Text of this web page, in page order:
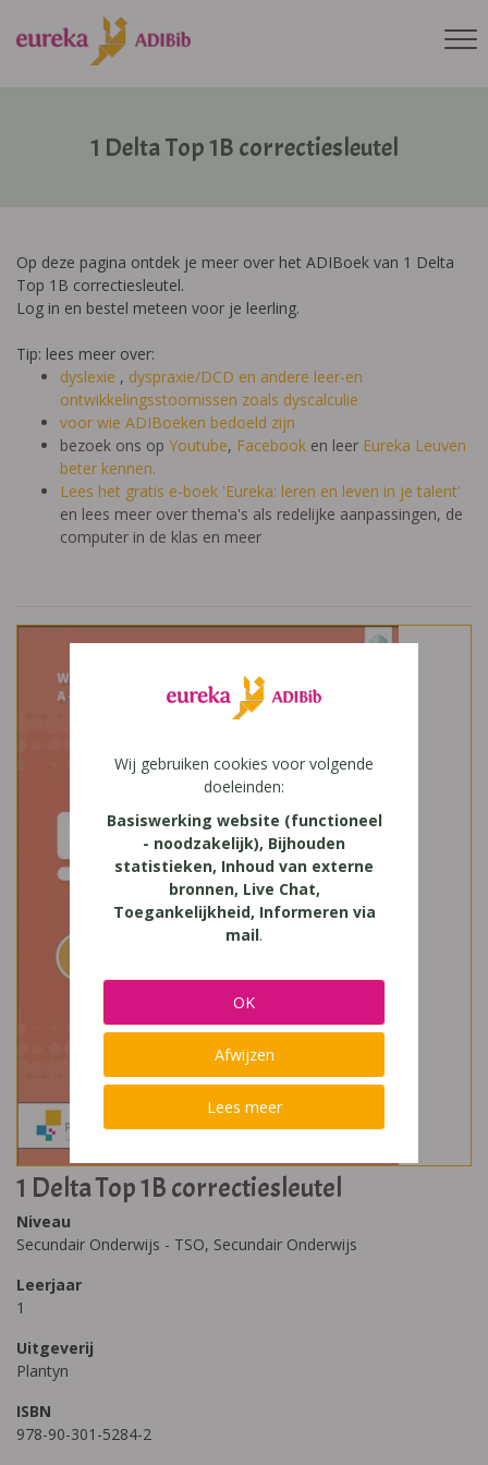
1 Delta Top 1B correctiesleutel
Op deze pagina ontdek je meer over het ADIBoek van 1 Delta
Top 1B correctiesleutel.
Log in en bestel meteen voor je leerling.
Tip: lees meer over:
dyslexie , dyspraxie/DCD en andere leer-en
ontwikkelingsstoornissen zoals dyscalculie
voor wie ADIBoeken bedoeld zijn
bezoek ons op Youtube, Facebook en leer Eureka Leuven
beter kennen.
Lees het gratis e-boek 'Eureka: leren en leven in je talent'
en lees meer over thema's als redelijke aanpassingen, de
computer in de klas en meer
1 Delta Top 1B correctiesleutel
Niveau
Secundair Onderwijs - TSO, Secundair Onderwijs
Leerjaar
1
Uitgeverij
Plantyn
ISBN
978-90-301-5284-2
Wij gebruiken cookies voor volgende
doeleinden:
Basiswerking website (functioneel
- noodzakelijk), Bijhouden
statistieken, Inhoud van externe
bronnen, Live Chat,
Toegankelijkheid, Informeren via
mail.
OK
Afwijzen
Lees meer